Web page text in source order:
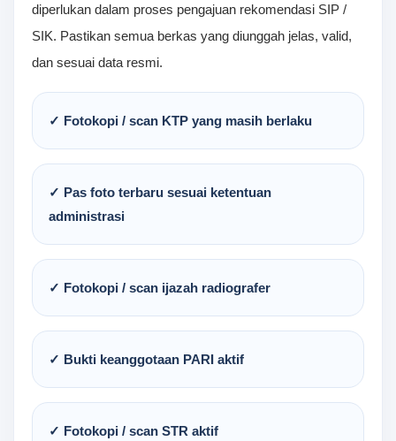
diperlukan dalam proses pengajuan rekomendasi SIP /
SIK. Pastikan semua berkas yang diunggah jelas, valid,
dan sesuai data resmi.
✓ Fotokopi / scan KTP yang masih berlaku
✓ Pas foto terbaru sesuai ketentuan
administrasi
✓ Fotokopi / scan ijazah radiografer
✓ Bukti keanggotaan PARI aktif
✓ Fotokopi / scan STR aktif